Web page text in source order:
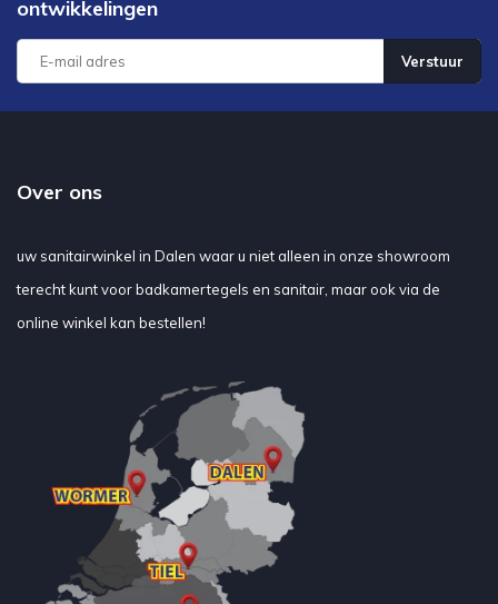
ontwikkelingen
Verstuur
Over ons
uw sanitairwinkel in Dalen waar u niet alleen in onze showroom
terecht kunt voor badkamertegels en sanitair, maar ook via de
online winkel kan bestellen!